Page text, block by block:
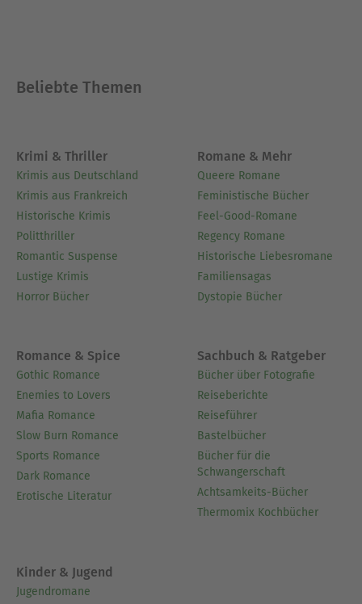
Beliebte Themen
Krimi & Thriller
Krimis aus Deutschland
Krimis aus Frankreich
Historische Krimis
Politthriller
Romantic Suspense
Lustige Krimis
Horror Bücher
Romane & Mehr
Queere Romane
Feministische Bücher
Feel-Good-Romane
Regency Romane
Historische Liebesromane
Familiensagas
Dystopie Bücher
Romance & Spice
Gothic Romance
Enemies to Lovers
Mafia Romance
Slow Burn Romance
Sports Romance
Dark Romance
Erotische Literatur
Sachbuch & Ratgeber
Bücher über Fotografie
Reiseberichte
Reiseführer
Bastelbücher
Bücher für die
Schwangerschaft
Achtsamkeits-Bücher
Thermomix Kochbücher
Kinder & Jugend
Jugendromane